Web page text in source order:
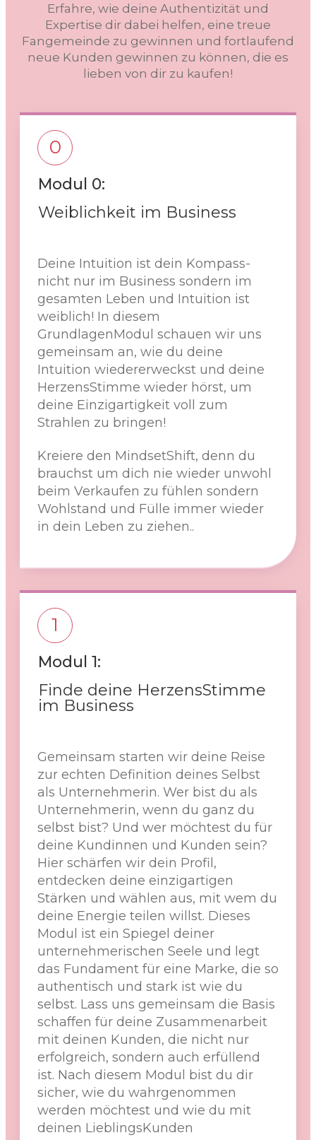
Erfahre, wie deine Authentizität und
Expertise dir dabei helfen, eine treue
Fangemeinde zu gewinnen und fortlaufend
neue Kunden gewinnen zu können, die es
lieben von dir zu kaufen!
0
Modul 0:
Weiblichkeit im Business
Deine Intuition ist dein Kompass-
nicht nur im Business sondern im
gesamten Leben und Intuition ist
weiblich! In diesem
GrundlagenModul schauen wir uns
gemeinsam an, wie du deine
Intuition wiedererweckst und deine
HerzensStimme wieder hörst, um
deine Einzigartigkeit voll zum
Strahlen zu bringen!
Kreiere den MindsetShift, denn du
brauchst um dich nie wieder unwohl
beim Verkaufen zu fühlen sondern
Wohlstand und Fülle immer wieder
in dein Leben zu ziehen..
1
Modul 1:
Finde deine HerzensStimme
im Business
Gemeinsam starten wir deine Reise
zur echten Definition deines Selbst
als Unternehmerin. Wer bist du als
Unternehmerin, wenn du ganz du
selbst bist? Und wer möchtest du für
deine Kundinnen und Kunden sein?
Hier schärfen wir dein Profil,
entdecken deine einzigartigen
Stärken und wählen aus, mit wem du
deine Energie teilen willst. Dieses
Modul ist ein Spiegel deiner
unternehmerischen Seele und legt
das Fundament für eine Marke, die so
authentisch und stark ist wie du
selbst. Lass uns gemeinsam die Basis
schaffen für deine Zusammenarbeit
mit deinen Kunden, die nicht nur
erfolgreich, sondern auch erfüllend
ist. Nach diesem Modul bist du dir
sicher, wie du wahrgenommen
werden möchtest und wie du mit
deinen LieblingsKunden